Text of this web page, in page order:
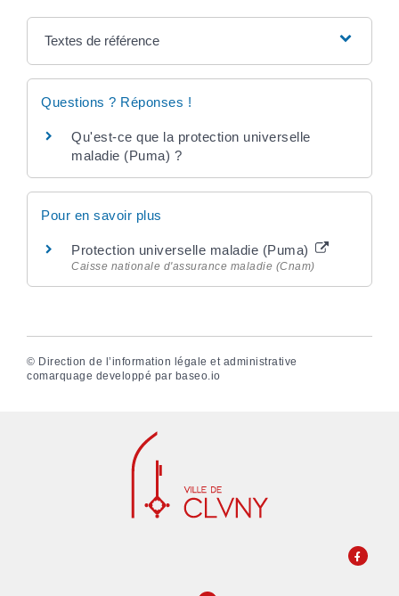
Textes de référence
Questions ? Réponses !
Qu'est-ce que la protection universelle
maladie (Puma) ?
Pour en savoir plus
Protection universelle maladie (Puma)
Caisse nationale d'assurance maladie (Cnam)
© Direction de l’information légale et administrative
comarquage developpé par baseo.io